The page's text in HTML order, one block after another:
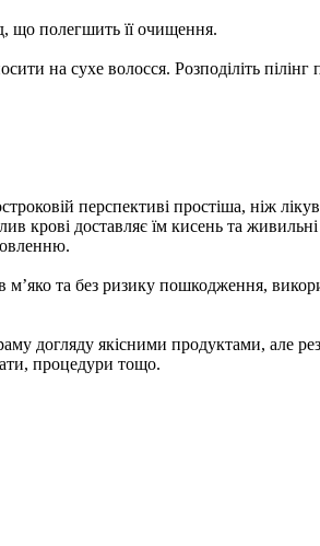
що полегшить її очищення.
на сухе волосся. Розподіліть
перспективі простіша, ніж
крові доставляє їм кисень та
та без ризику пошкодження,
догляду якісними продуктами, але
процедури тощо.